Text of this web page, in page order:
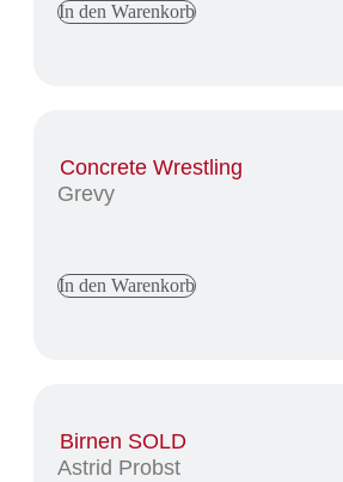
In den Warenkorb
Concrete Wrestling
Grevy
In den Warenkorb
Birnen SOLD
Astrid Probst